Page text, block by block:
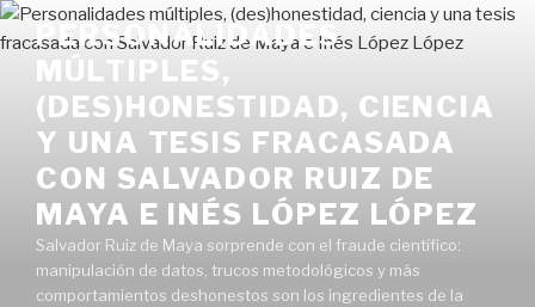
Saltar
al
contenido
PERSONALIDADES
MÚLTIPLES,
(DES)HONESTIDAD, CIENCIA
Y UNA TESIS FRACASADA
CON SALVADOR RUIZ DE
MAYA E INÉS LÓPEZ LÓPEZ
Salvador Ruiz de Maya sorprende con el fraude científico:
manipulación de datos, trucos metodológicos y más
comportamientos deshonestos son los ingredientes de la